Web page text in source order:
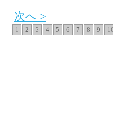
次へ >
1 2 3 4 5 6 7 8 9